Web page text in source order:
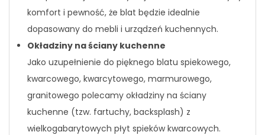
komfort i pewność, że blat będzie idealnie
dopasowany do mebli i urządzeń kuchennych.
Okładziny na ściany kuchenne
Jako uzupełnienie do pięknego blatu spiekowego,
kwarcowego, kwarcytowego, marmurowego,
granitowego polecamy okładziny na ściany
kuchenne (tzw. fartuchy, backsplash) z
wielkogabarytowych płyt spieków kwarcowych.